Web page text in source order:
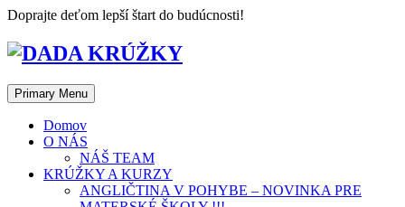
Skip
content
Doprajte deťom lepší štart do budúcnosti!
Primary Menu
Domov
O NÁS
NÁŠ TEAM
KRÚŽKY A KURZY
ANGLIČTINA V POHYBE – NOVINKA PRE